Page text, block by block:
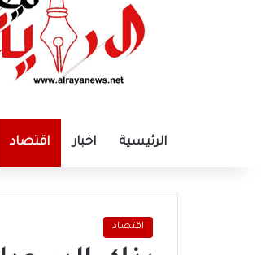
الرئيسية اخبار اقتصاد
اقتصاد